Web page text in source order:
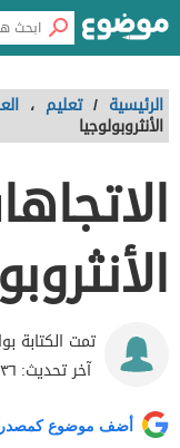
الرئيسية / تعليم ،
الأنثروبولوجيا
تمت الكتابة
آخر تحديث: ١١:٣٦ ،
أضف موضوع